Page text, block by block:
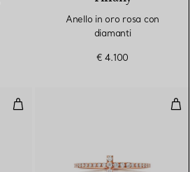
Anello in oro rosa con
diamanti
€ 4.100
Fedina Wire con diamanti in oro